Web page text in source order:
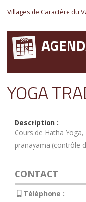
Villages de Caractère du
YOGA
Description :
Cours de Hatha
pranayama (contrôle
CONTACT
Téléphone :